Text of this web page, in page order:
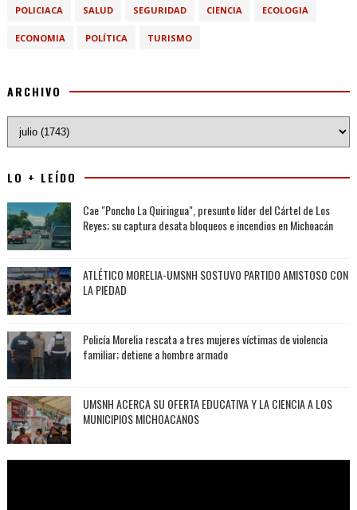
POLICIACA SALUD SEGURIDAD CIENCIA ECOLOGIA
ECONOMIA POLÍTICA TURISMO
ARCHIVO
LO + LEÍDO
Cae "Poncho La Quiringua", presunto líder del Cártel de Los
Reyes; su captura desata bloqueos e incendios en Michoacán
ATLÉTICO MORELIA-UMSNH SOSTUVO PARTIDO AMISTOSO CON
LA PIEDAD
Policía Morelia rescata a tres mujeres víctimas de violencia
familiar; detiene a hombre armado
UMSNH ACERCA SU OFERTA EDUCATIVA Y LA CIENCIA A LOS
MUNICIPIOS MICHOACANOS